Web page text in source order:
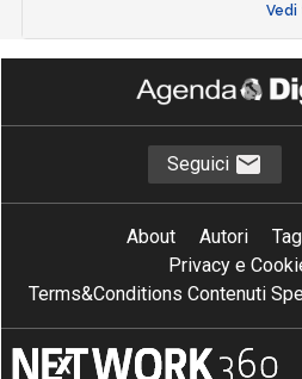
Seguici
About Autori
Privacy e
Terms&Conditions Contenuti